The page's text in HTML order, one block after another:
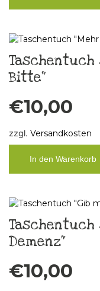
Taschentuch
Bitte“
€10,00
zzgl. Versandkosten
In den Warenkorb
Taschentuch
Demenz“
€10,00